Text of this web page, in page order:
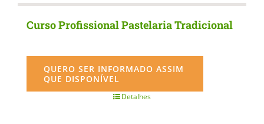
Curso Profissional Pastelaria Tradicional
QUERO SER INFORMADO ASSIM
QUE DISPONÍVEL
Detalhes